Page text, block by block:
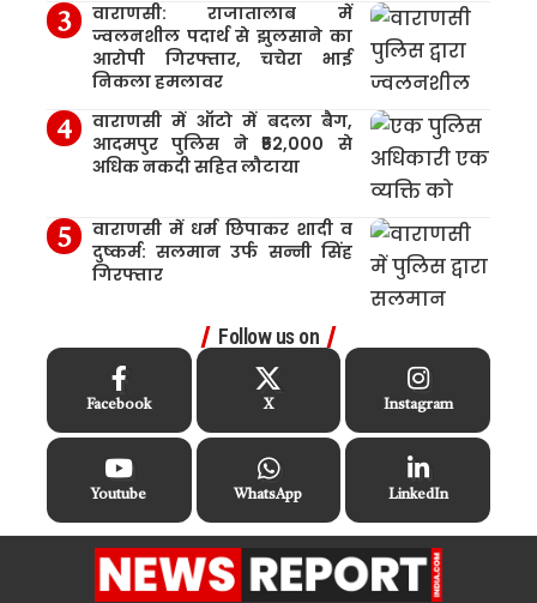
वाराणसी: राजातालाब में
ज्वलनशील पदार्थ से झुलसाने का
आरोपी गिरफ्तार, चचेरा भाई
निकला हमलावर
वाराणसी में ऑटो में बदला बैग,
आदमपुर पुलिस ने ₹52,000 से
अधिक नकदी सहित लौटाया
वाराणसी में धर्म छिपाकर शादी व
दुष्कर्म: सलमान उर्फ सन्नी सिंह
गिरफ्तार
Follow us on
Facebook X Instagram
Youtube WhatsApp LinkedIn